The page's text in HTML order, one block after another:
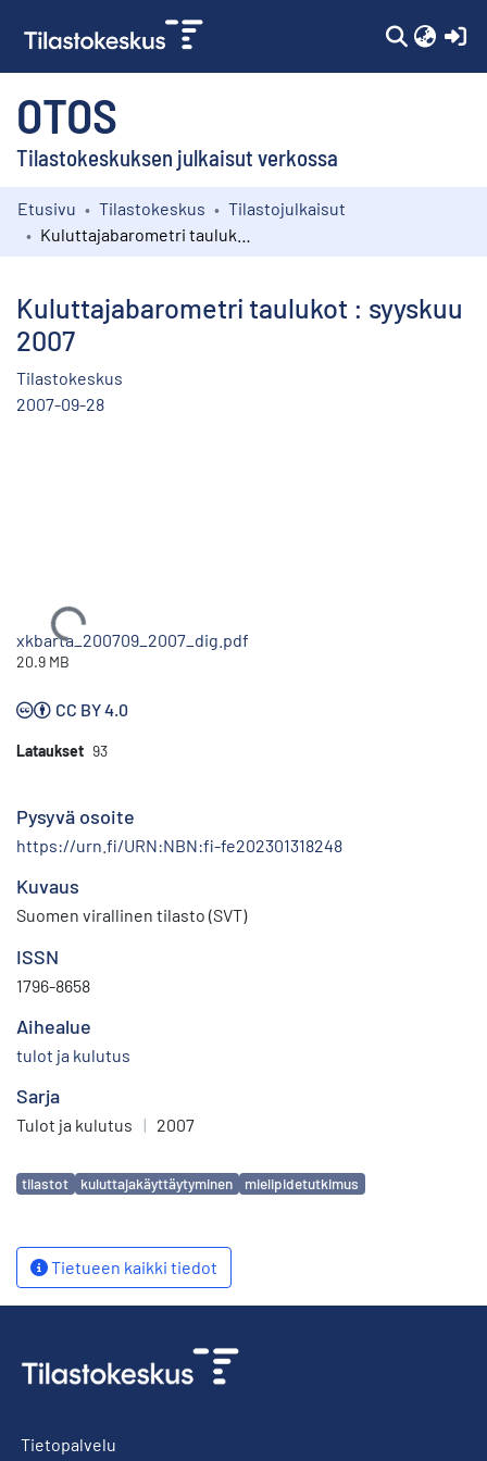
OTOS
Tilastokeskuksen julkaisut verkossa
Kokoelmat
Etusivu Tilastokeskus
Tilastojulkaisut
Kuluttajabarometri taulukot : syyskuu
2007
Tilastokeskus
2007-09-28
Ladataan...
xkbarta_200709_2007_dig.pdf
20.9 MB
CC BY 4.0
Lataukset 93
Pysyvä osoite
https://urn.fi/URN:NBN:fi-fe202301318248
Kuvaus
Suomen virallinen tilasto (SVT)
ISSN
1796-8658
Aihealue
tulot ja kulutus
Sarja
Tulot ja kulutus | 2007
Avainsanat
tilastot kuluttajakäyttäytyminen mielipidetutkimus
Tietueen kaikki tiedot
Tietopalvelu